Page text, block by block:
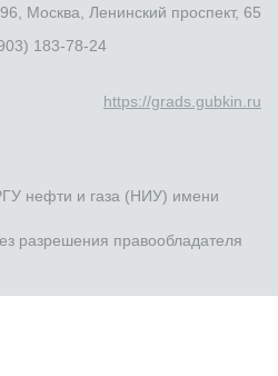
Москва, Ленинский проспект, 65
183-78-24
https://grads.gubkin.ru
нефти и газа (НИУ) имени
разрешения правообладателя